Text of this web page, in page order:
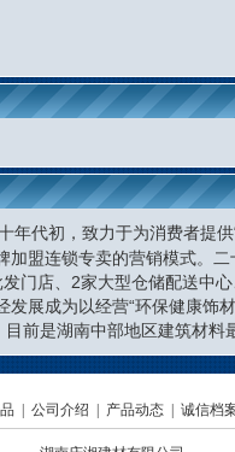
年代初，致力于为消费者提
加盟连锁专卖的营销模式。
门店、2家大型仓储配送中
发展成为以经营“环保健康饰
前是湖南中部地区建筑材料
公司介绍 产品动态 诚信档